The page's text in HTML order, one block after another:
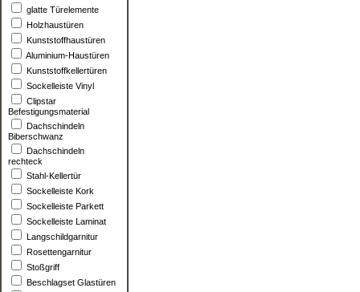
glatte Türelemente
Holzhaustüren
Kunststoffhaustüren
Aluminium-Haustüren
Kunststoffkellertüren
Sockelleiste Vinyl
Clipstar
Befestigungsmaterial
Dachschindeln
Biberschwanz
Dachschindeln
rechteck
Stahl-Kellertür
Sockelleiste Kork
Sockelleiste Parkett
Sockelleiste Laminat
Langschildgarnitur
Rosettengarnitur
Stoßgriff
Beschlagset Glastüren